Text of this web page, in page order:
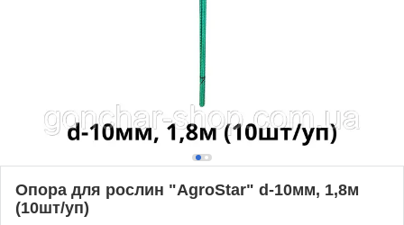
Опора для рослин "AgroStar" d-10мм, 1,8м
(10шт/уп)